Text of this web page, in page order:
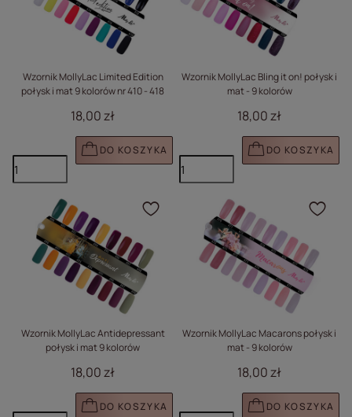
Wzornik MollyLac Limited Edition
połysk i mat 9 kolorów nr 410 - 418
18,00 zł
DO KOSZYKA
Wzornik MollyLac Bling it on! połysk i
mat - 9 kolorów
18,00 zł
DO KOSZYKA
Wzornik MollyLac Antidepressant
połysk i mat 9 kolorów
18,00 zł
DO KOSZYKA
Kliknij, aby dodać
Wzornik MollyLac Macarons połysk i
mat - 9 kolorów
18,00 zł
DO KOSZYKA